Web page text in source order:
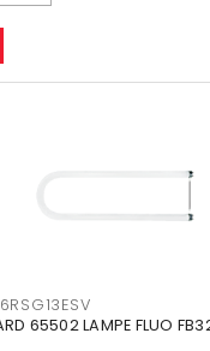
65502 LAMPE FLUO